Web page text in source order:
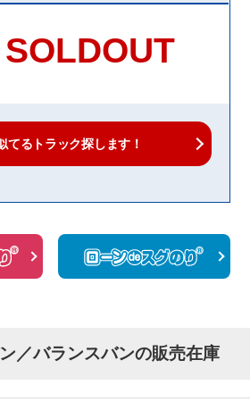
SOLDOUT
てるトラック探します！
／バランスバンの販売在庫